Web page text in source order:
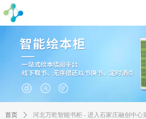
首页 ꄲ 河北万乾智能书柜 - 进入石家庄融创中心